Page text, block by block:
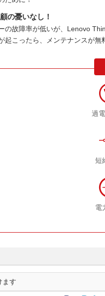
の憂いなし！
故障率が低いが、 Lenovo
起こったら、メンテナンスが
過
短
電
ます